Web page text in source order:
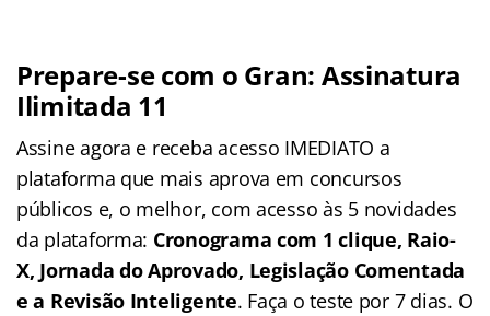
Prepare-se com o Gran: Assinatura
Ilimitada 11
Assine agora e receba acesso IMEDIATO a
plataforma que mais aprova em concursos
públicos e, o melhor, com acesso às 5 novidades
da plataforma: Cronograma com 1 clique, Raio-
X, Jornada do Aprovado, Legislação Comentada
e a Revisão Inteligente. Faça o teste por 7 dias. O